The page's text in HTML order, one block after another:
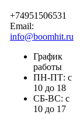
+74951506531
Email:
info@boomhit.ru
График
работы
ПH-ПТ: с
10 до 18
СБ-ВС: с
10 до 17